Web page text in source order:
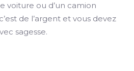
voiture ou d’un camion
de l’argent et vous devez
sagesse.